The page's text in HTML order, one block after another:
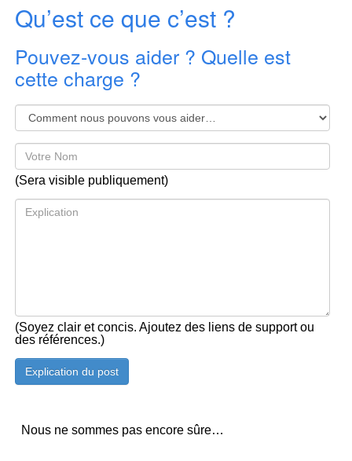
Qu’est ce que c’est ?
Pouvez-vous aider ? Quelle est
cette charge ?
(Sera visible publiquement)
(Soyez clair et concis. Ajoutez des liens de support ou
des références.)
Nous ne sommes pas encore sûre…